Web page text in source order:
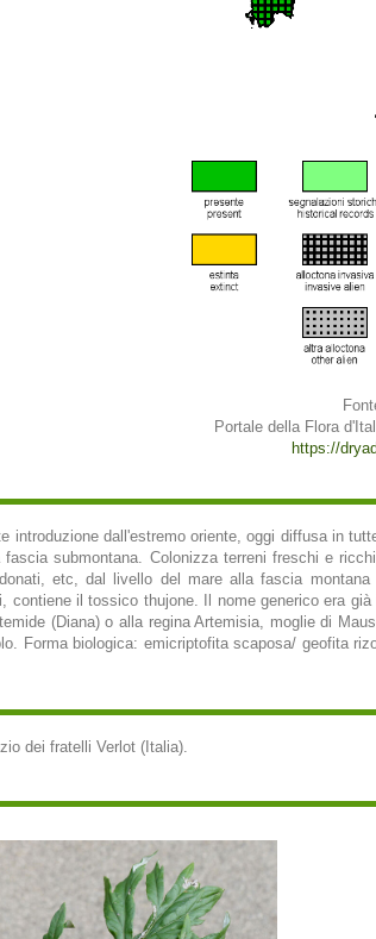
Portale della Flora
https://
introduzione dall'estremo oriente, oggi diffusa in
submontana. Colonizza terreni freschi e
etc, dal livello del mare alla fascia
contiene il tossico thujone. Il nome generico era
(Diana) o alla regina Artemisia, moglie di
Forma biologica: emicriptofita scaposa/ geofita
dei fratelli Verlot (Italia).